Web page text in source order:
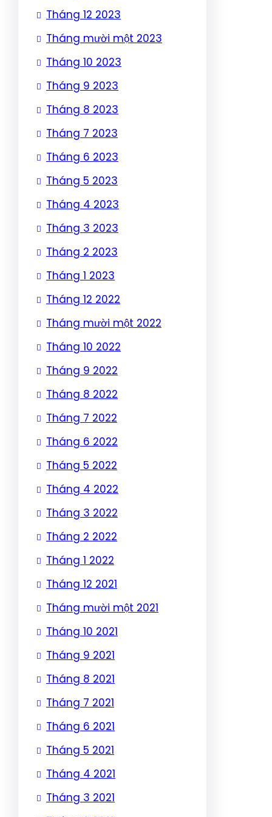
Tháng 12 2023
Tháng mười một 2023
Tháng 10 2023
Tháng 9 2023
Tháng 8 2023
Tháng 7 2023
Tháng 6 2023
Tháng 5 2023
Tháng 4 2023
Tháng 3 2023
Tháng 2 2023
Tháng 1 2023
Tháng 12 2022
Tháng mười một 2022
Tháng 10 2022
Tháng 9 2022
Tháng 8 2022
Tháng 7 2022
Tháng 6 2022
Tháng 5 2022
Tháng 4 2022
Tháng 3 2022
Tháng 2 2022
Tháng 1 2022
Tháng 12 2021
Tháng mười một 2021
Tháng 10 2021
Tháng 9 2021
Tháng 8 2021
Tháng 7 2021
Tháng 6 2021
Tháng 5 2021
Tháng 4 2021
Tháng 3 2021